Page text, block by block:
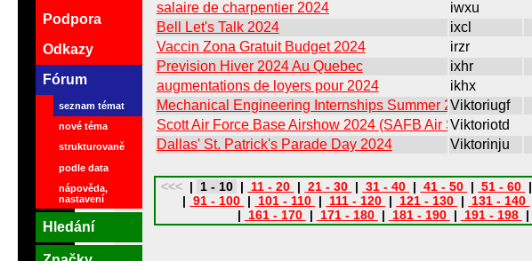
salaire de charpentier 2024 iwxu
Bell Let's Talk 2024 ixcl
Vaccin Zona Gratuit Budget 2024 irzr
Prevision Hiver 2024 Au Quebec ixhr
augmentations de loyers pour 2024 ikhx
Mechanical Engineering Internships Summer 2024Viktoriugf
Scott Air Force Base Airshow 2024 (SAFB Air Show)
Viktoriotd
Dallas' St. Patrick's Parade Day 2024 Viktorinju
<<< | 1 - 10 | 11 - 20 | 21 - 30 | 31 - 40 | 41 - 50 | 51 - 60 |
| 91 - 100 | 101 - 110 | 111 - 120 | 121 - 130 | 131 - 140
| 161 - 170 | 171 - 180 | 181 - 190 | 191 - 198 |
Podpora
Odkazy
Fórum
seznam témat
nové téma
strukturovaně
podle data
nápověda,
nastavení
Hledání